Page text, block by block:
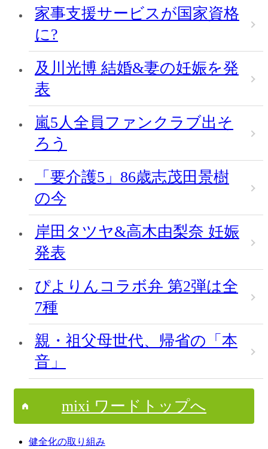
家事支援サービスが国家資格
に?
及川光博 結婚&妻の妊娠を発
表
嵐5人全員ファンクラブ出そ
ろう
「要介護5」86歳志茂田景樹
の今
岸田タツヤ&高木由梨奈 妊娠
発表
ぴよりんコラボ弁 第2弾は全
7種
親・祖父母世代、帰省の「本
音」
mixi ワードトップへ
健全化の取り組み